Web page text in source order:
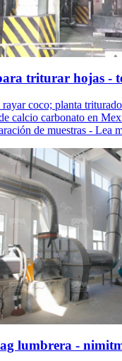
triturar hojas -
rayar coco; planta
calcio carbonato en
de muestras - Lea
lumbrera -